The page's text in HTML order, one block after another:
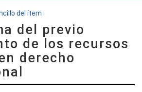
del ítem
del previo
de los recursos
derecho